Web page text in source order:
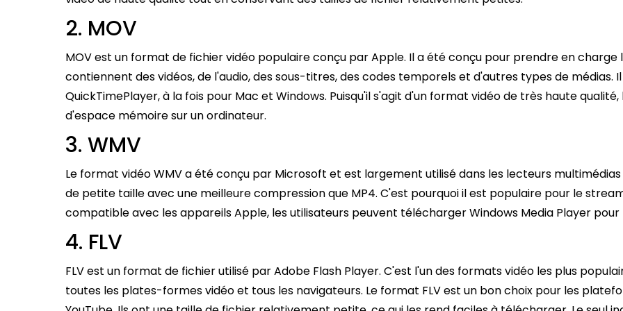
2. MOV
MOV est un format de fichier vidéo populaire conçu par Apple. Il a été conçu pour prendre en charge
contiennent des vidéos, de l'audio, des sous-titres, des codes temporels et d'autres types de
QuickTimePlayer, à la fois pour Mac et Windows. Puisqu'il s'agit d'un format vidéo de très haute
d'espace mémoire sur un ordinateur.
3. WMV
Le format vidéo WMV a été conçu par Microsoft et est largement utilisé dans les lecteurs
de petite taille avec une meilleure compression que MP4. C'est pourquoi il est populaire pour le
compatible avec les appareils Apple, les utilisateurs peuvent télécharger Windows Media Player pour
4. FLV
FLV est un format de fichier utilisé par Adobe Flash Player. C'est l'un des formats vidéo les plus
toutes les plates-formes vidéo et tous les navigateurs. Le format FLV est un bon choix pour les